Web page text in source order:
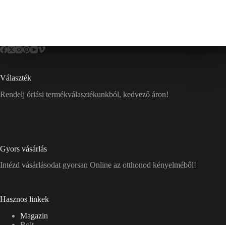
Választék
Rendelj óriási termékválasztékunkból, kedvező áron!
Gyors vásárlás
Intézd vásárlásodat gyorsan Online az otthonod kényelméből!
Hasznos linkek
Magazin